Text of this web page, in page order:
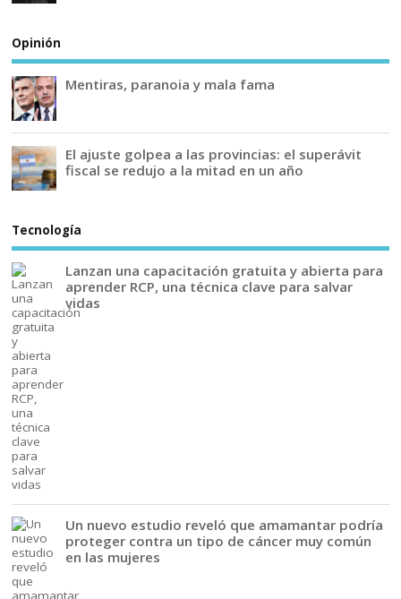
Opinión
Mentiras, paranoia y mala fama
El ajuste golpea a las provincias: el superávit
fiscal se redujo a la mitad en un año
Tecnología
Lanzan una capacitación gratuita y abierta para
aprender RCP, una técnica clave para salvar
vidas
Un nuevo estudio reveló que amamantar podría
proteger contra un tipo de cáncer muy común
en las mujeres